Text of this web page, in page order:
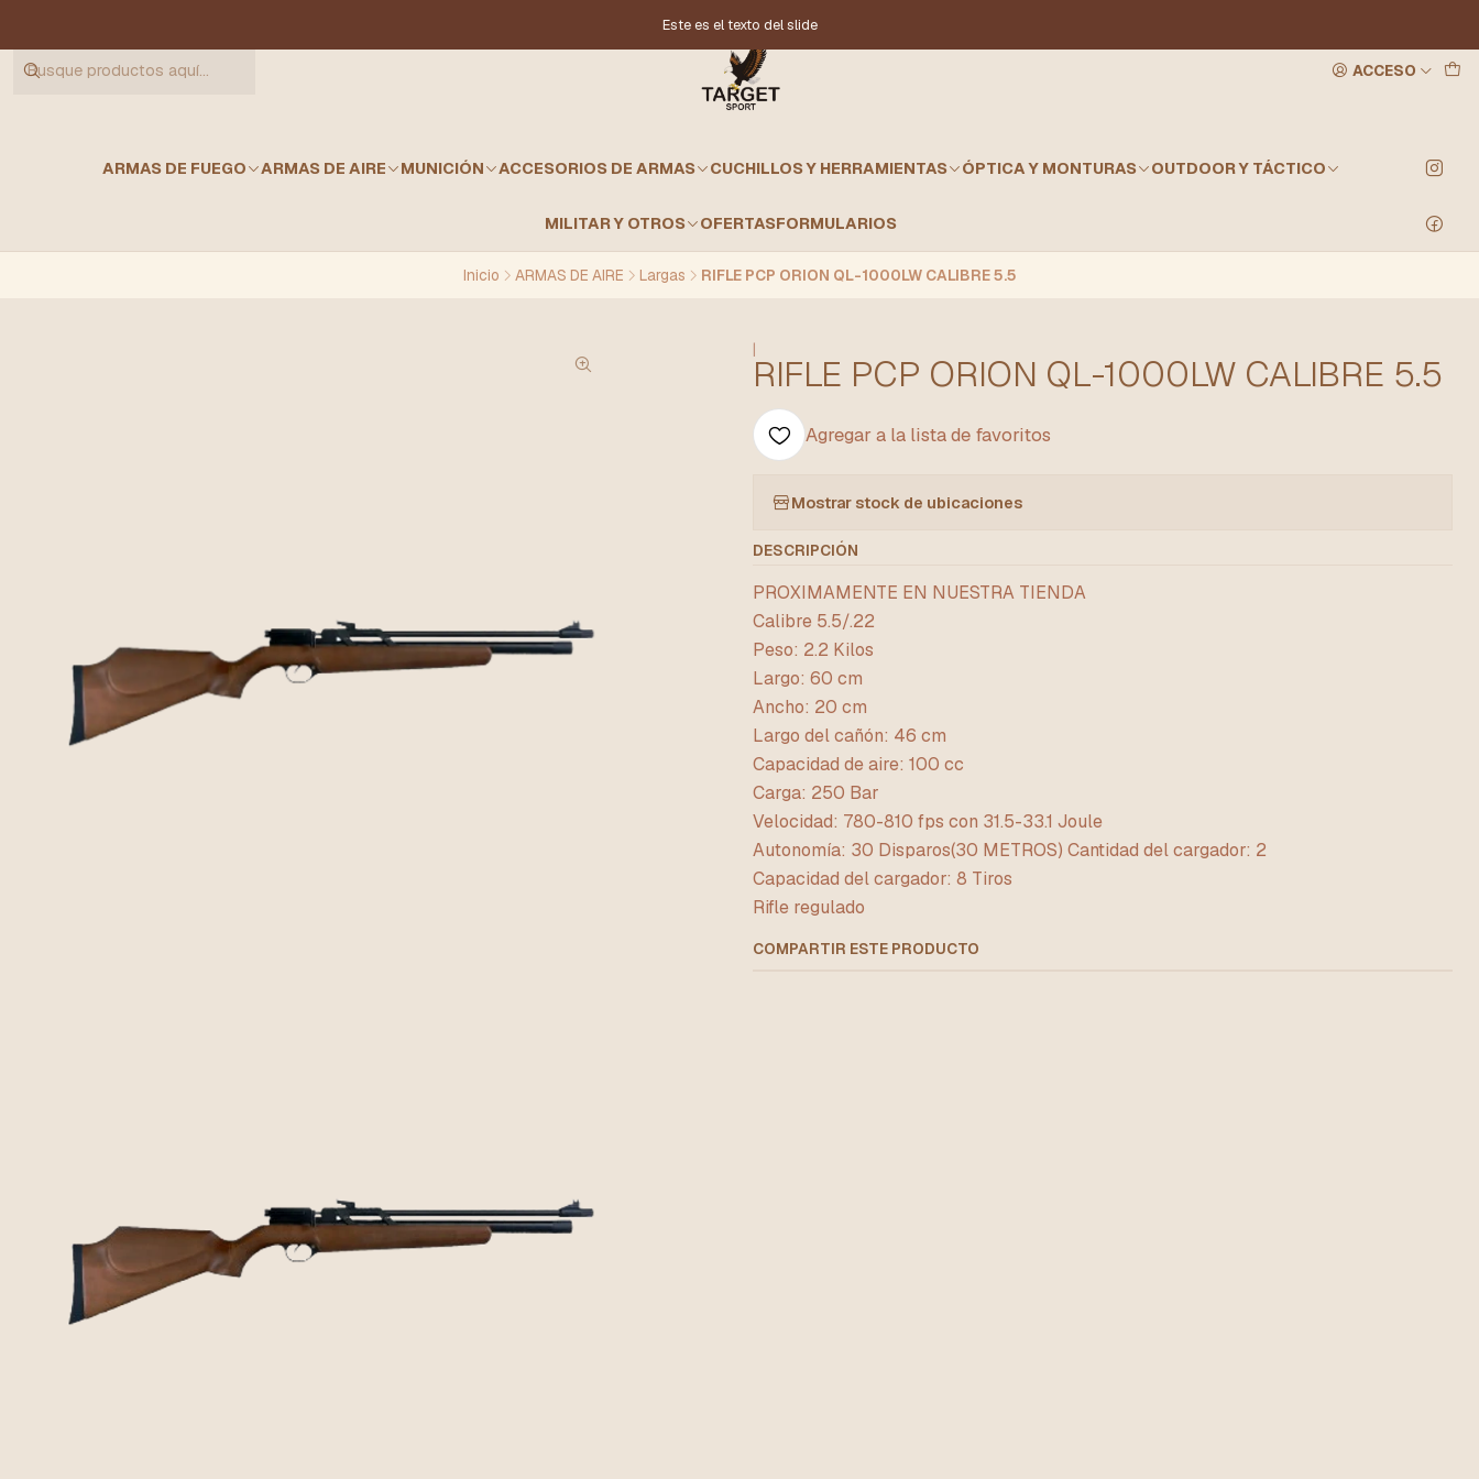
ACCESO
ARMAS DE FUEGO ARMAS DE AIRE MUNICIÓN ACCESORIOS DE ARMAS CUCHILLOS Y HERRAMIENTAS ÓPTICA Y MONTURAS OUTDOOR Y TÁCTICO
MILITAR Y OTROS OFERTASFORMULARIOS
Este es el texto del slide
Inicio ARMAS DE AIRE Largas RIFLE PCP ORION QL-1000LW CALIBRE 5.5
|
RIFLE PCP ORION QL-1000LW CALIBRE 5.5
Agregar a la lista de favoritos
Mostrar stock de ubicaciones
DESCRIPCIÓN
PROXIMAMENTE EN NUESTRA TIENDA
Calibre 5.5/.22
Peso: 2.2 Kilos
Largo: 60 cm
Ancho: 20 cm
Largo del cañón: 46 cm
Capacidad de aire: 100 cc
Carga: 250 Bar
Velocidad: 780-810 fps con 31.5-33.1 Joule
Autonomía: 30 Disparos(30 METROS) Cantidad del cargador: 2
Capacidad del cargador: 8 Tiros
Rifle regulado
COMPARTIR ESTE PRODUCTO